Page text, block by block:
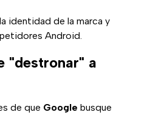
identidad de la marca y
Android.
"destronar" a
de que Google busque